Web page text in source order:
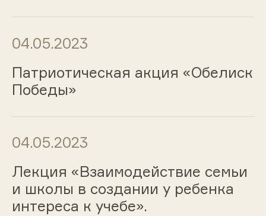
04.05.2023
Патриотическая акция «Обелиск
Победы»
04.05.2023
Лекция «Взаимодействие семьи
и школы в создании у ребенка
интереса к учебе».